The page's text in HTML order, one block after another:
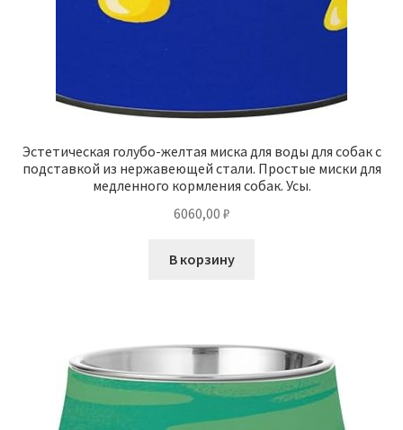
Эстетическая голубо-желтая миска для воды для собак с
подставкой из нержавеющей стали. Простые миски для
медленного кормления собак. Усы.
6060,00 ₽
В корзину